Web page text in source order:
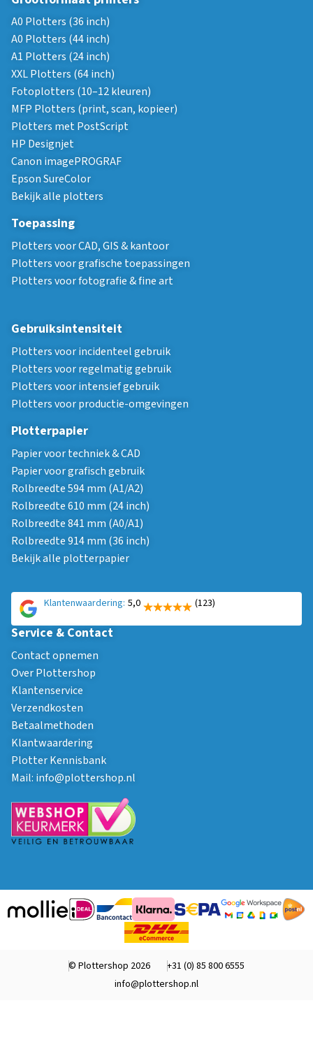
A0 Plotters (36 inch)
A0 Plotters (44 inch)
A1 Plotters (24 inch)
XXL Plotters (64 inch)
Fotoplotters (10–12 kleuren)
MFP Plotters (print, scan, kopieer)
Plotters met PostScript
HP Designjet
Canon imagePROGRAF
Epson SureColor
Bekijk alle plotters
Toepassing
Plotters voor CAD, GIS & kantoor
Plotters voor grafische toepassingen
Plotters voor fotografie & fine art
Gebruiksintensiteit
Plotters voor incidenteel gebruik
Plotters voor regelmatig gebruik
Plotters voor intensief gebruik
Plotters voor productie-omgevingen
Plotterpapier
Papier voor techniek & CAD
Papier voor grafisch gebruik
Rolbreedte 594 mm (A1/A2)
Rolbreedte 610 mm (24 inch)
Rolbreedte 841 mm (A0/A1)
Rolbreedte 914 mm (36 inch)
Bekijk alle plotterpapier
Klantenwaardering: 5,0 (123)
Service & Contact
Contact opnemen
Over Plottershop
Klantenservice
Verzendkosten
Betaalmethoden
Klantwaardering
Plotter Kennisbank
Mail: info@plottershop.nl
© Plottershop 2026
+31 (0) 85 800 6555
info@plottershop.nl